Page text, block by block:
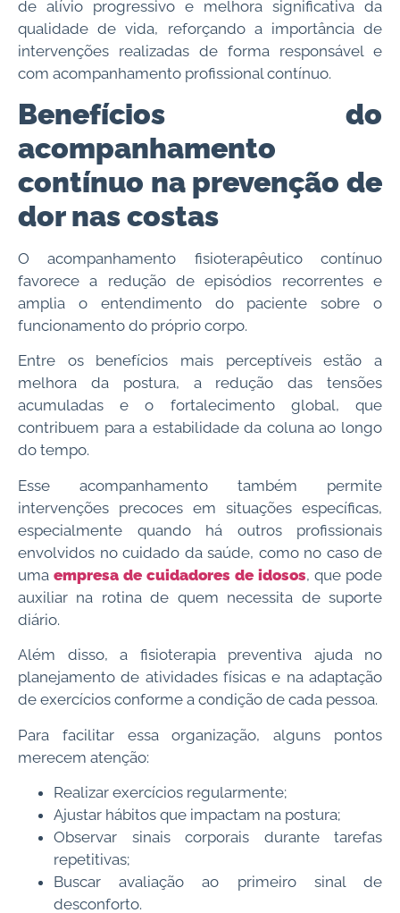
de alívio progressivo e melhora significativa da
qualidade de vida, reforçando a importância de
intervenções realizadas de forma responsável e
com acompanhamento profissional contínuo.
Benefícios do
acompanhamento
contínuo na prevenção de
dor nas costas
O acompanhamento fisioterapêutico contínuo
favorece a redução de episódios recorrentes e
amplia o entendimento do paciente sobre o
funcionamento do próprio corpo.
Entre os benefícios mais perceptíveis estão a
melhora da postura, a redução das tensões
acumuladas e o fortalecimento global, que
contribuem para a estabilidade da coluna ao longo
do tempo.
Esse acompanhamento também permite
intervenções precoces em situações específicas,
especialmente quando há outros profissionais
envolvidos no cuidado da saúde, como no caso de
uma empresa de cuidadores de idosos, que pode
auxiliar na rotina de quem necessita de suporte
diário.
Além disso, a fisioterapia preventiva ajuda no
planejamento de atividades físicas e na adaptação
de exercícios conforme a condição de cada pessoa.
Para facilitar essa organização, alguns pontos
merecem atenção:
Realizar exercícios regularmente;
Ajustar hábitos que impactam na postura;
Observar sinais corporais durante tarefas
repetitivas;
Buscar avaliação ao primeiro sinal de
desconforto.